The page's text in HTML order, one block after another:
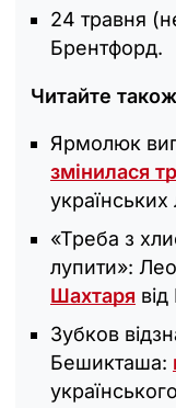
24 травня
Брентфорд.
Читайте
Ярмолюк
змінилася
українських
«Треба з
лупити»:
Шахтаря
Зубков
Бешикташа: